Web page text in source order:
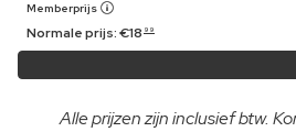
Memberprijs
Normale prijs:€18 99
Alle prijzen zijn inclusief btw.